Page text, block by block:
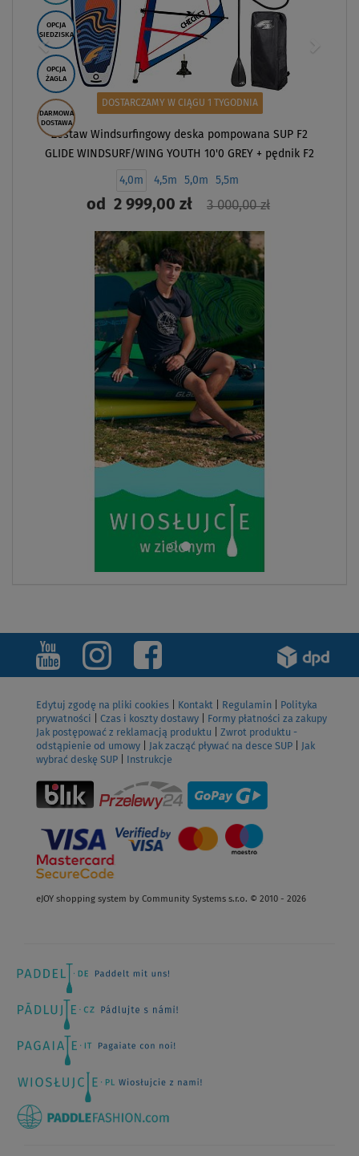
OPCJA
SIEDZISKA
OPCJA
ŻAGLA
DARMOWA
DOSTAWA
DOSTARCZAMY W CIĄGU 1 TYGODNIA
Zestaw Windsurfingowy deska pompowana SUP F2
GLIDE WINDSURF/WING YOUTH 10'0 GREY + pędnik F2
CHECKER
4,0m 4,5m 5,0m 5,5m
od 2 999,00 zł 3 000,00 zł
ZOBACZ
Edytuj zgodę na pliki cookies Kontakt Regulamin
Polityka
prywatności
Czas i koszty dostawy
Formy płatności za zakupy
Jak postępować z reklamacją produktu
Zwrot produktu -
odstąpienie od umowy
Jak zacząć pływać na desce SUP
Jak
wybrać deskę SUP
Instrukcje
eJOY shopping system by Community Systems s.r.o. © 2010 - 2026